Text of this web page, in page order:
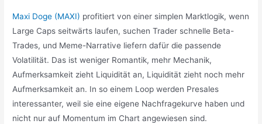
Maxi Doge (MAXI) profitiert von einer simplen Marktlogik, wenn
Large Caps seitwärts laufen, suchen Trader schnelle Beta-
Trades, und Meme-Narrative liefern dafür die passende
Volatilität. Das ist weniger Romantik, mehr Mechanik,
Aufmerksamkeit zieht Liquidität an, Liquidität zieht noch mehr
Aufmerksamkeit an. In so einem Loop werden Presales
interessanter, weil sie eine eigene Nachfragekurve haben und
nicht nur auf Momentum im Chart angewiesen sind.